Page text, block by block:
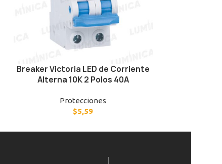
Breaker Victoria LED de Corriente
Alterna 10K 2 Polos 40A
Protecciones
$5,59